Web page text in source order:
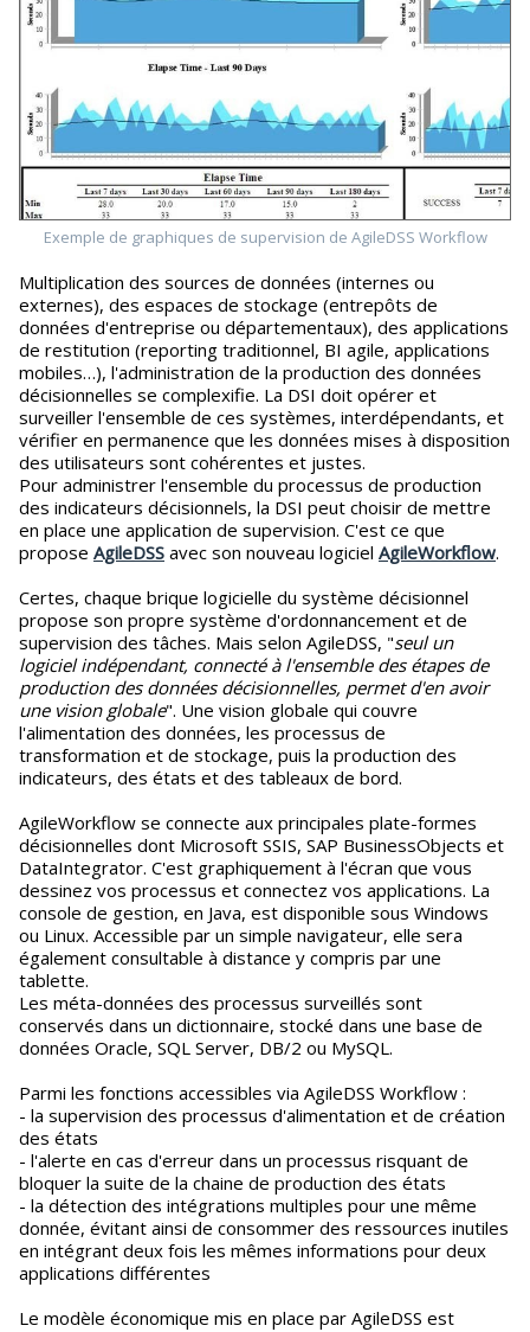
Exemple de graphiques de supervision de AgileDSS Workflow
Multiplication des sources de données (internes ou
externes), des espaces de stockage (entrepôts de
données d'entreprise ou départementaux), des applications
de restitution (reporting traditionnel, BI agile, applications
mobiles…), l'administration de la production des données
décisionnelles se complexifie. La DSI doit opérer et
surveiller l'ensemble de ces systèmes, interdépendants, et
vérifier en permanence que les données mises à disposition
des utilisateurs sont cohérentes et justes.
Pour administrer l'ensemble du processus de production
des indicateurs décisionnels, la DSI peut choisir de mettre
en place une application de supervision. C'est ce que
propose AgileDSS avec son nouveau logiciel AgileWorkflow.
Certes, chaque brique logicielle du système décisionnel
propose son propre système d'ordonnancement et de
supervision des tâches. Mais selon AgileDSS, "seul un
logiciel indépendant, connecté à l'ensemble des étapes de
production des données décisionnelles, permet d'en avoir
une vision globale". Une vision globale qui couvre
l'alimentation des données, les processus de
transformation et de stockage, puis la production des
indicateurs, des états et des tableaux de bord.
AgileWorkflow se connecte aux principales plate-formes
décisionnelles dont Microsoft SSIS, SAP BusinessObjects et
DataIntegrator. C'est graphiquement à l'écran que vous
dessinez vos processus et connectez vos applications. La
console de gestion, en Java, est disponible sous Windows
ou Linux. Accessible par un simple navigateur, elle sera
également consultable à distance y compris par une
tablette.
Les méta-données des processus surveillés sont
conservés dans un dictionnaire, stocké dans une base de
données Oracle, SQL Server, DB/2 ou MySQL.
Parmi les fonctions accessibles via AgileDSS Workflow :
- la supervision des processus d'alimentation et de création
des états
- l'alerte en cas d'erreur dans un processus risquant de
bloquer la suite de la chaine de production des états
- la détection des intégrations multiples pour une même
donnée, évitant ainsi de consommer des ressources inutiles
en intégrant deux fois les mêmes informations pour deux
applications différentes
Le modèle économique mis en place par AgileDSS est